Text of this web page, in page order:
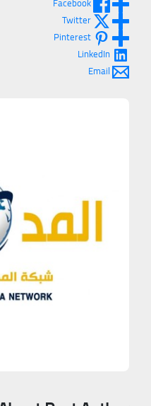
Twitter
Pinterest
LinkedIn
Email